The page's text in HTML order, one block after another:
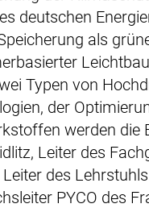
deutschen
als
Typen von
der
werden die
Leiter des
des
PYCO des